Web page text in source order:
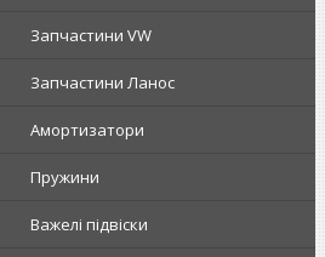
Запчастини VW
Запчастини Ланос
Амортизатори
Пружини
Важелі підвіски